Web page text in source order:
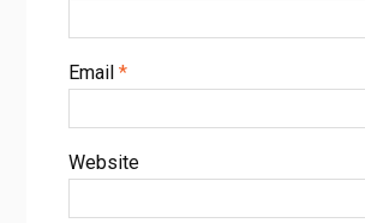
Email *
Website